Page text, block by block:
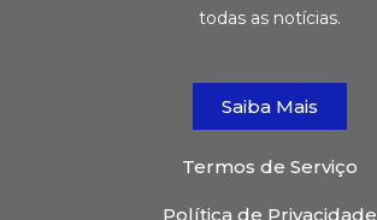
todas as notícias.
Saiba Mais
Termos de Serviço
Política de Privacidade